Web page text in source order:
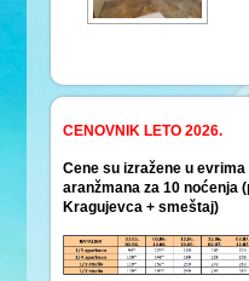
CENOVNIK LETO 2026.
Cene su izražene u
aranžmana za 10 noćenja
Kragujevca + smeštaj)